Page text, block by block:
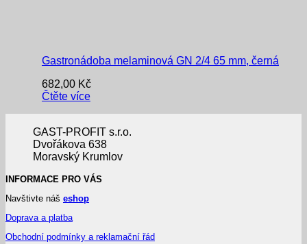
Gastronádoba melaminová GN 2/4 65 mm, černá
682,00 Kč
Čtěte více
GAST-PROFIT s.r.o.
Dvořákova 638
Moravský Krumlov
INFORMACE PRO VÁS
Navštivte náš eshop
Doprava a platba
Obchodní podmínky a reklamační řád